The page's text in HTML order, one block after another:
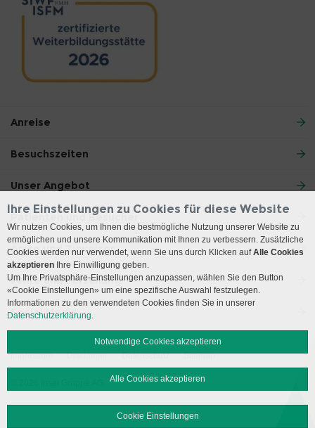
Anreise
Besuchszeiten
Unser Angebot
Patienten und Besucher
Ärzte und Zuweiser
Lehre und Forschung
Social Media
Impressum Disclaimer Datenschutz Sitemap
Ihre Einstellungen zu Cookies für diese Website
Wir nutzen Cookies, um Ihnen die bestmögliche Nutzung unserer Website zu
ermöglichen und unsere Kommunikation mit Ihnen zu verbessern. Zusätzliche
Cookies werden nur verwendet, wenn Sie uns durch Klicken aufAlle Cookies
akzeptieren Ihre Einwilligung geben.
Um Ihre Privatsphäre-Einstellungen anzupassen, wählen Sie den Button
«Cookie Einstellungen» um eine spezifische Auswahl festzulegen.
Informationen zu den verwendeten Cookies finden Sie in unserer
Datenschutzerklärung.
Notwendige Cookies akzeptieren
Alle Cookies akzeptieren
Cookie Einstellungen